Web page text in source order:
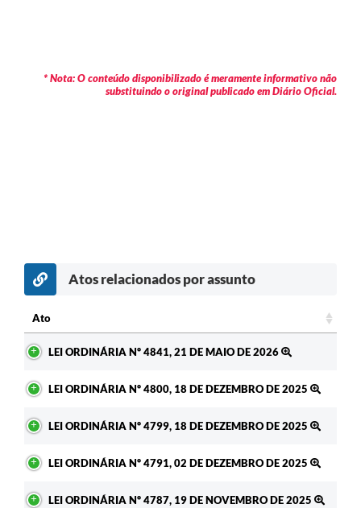
* Nota: O conteúdo disponibilizado é meramente informativo não
substituindo o original publicado em Diário Oficial.
Atos relacionados por assunto
Ato
LEI ORDINÁRIA Nº 4841, 21 DE MAIO DE 2026
LEI ORDINÁRIA Nº 4800, 18 DE DEZEMBRO DE 2025
LEI ORDINÁRIA Nº 4799, 18 DE DEZEMBRO DE 2025
LEI ORDINÁRIA Nº 4791, 02 DE DEZEMBRO DE 2025
LEI ORDINÁRIA Nº 4787, 19 DE NOVEMBRO DE 2025